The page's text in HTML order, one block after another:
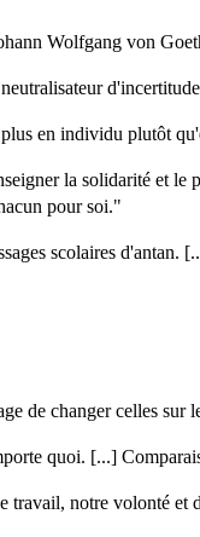
Wolfgang von
plus en individu plutôt
la solidarité et
pour soi."
scolaires d'antan.
de changer celles
quoi. [...]
travail, notre volonté et